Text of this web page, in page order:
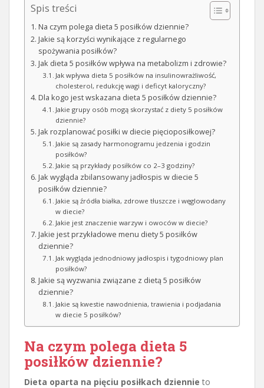
Spis treści
Na czym polega dieta 5 posiłków dziennie?
Jakie są korzyści wynikające z regularnego
spożywania posiłków?
Jak dieta 5 posiłków wpływa na metabolizm i zdrowie?
Jak wpływa dieta 5 posiłków na insulinowrażliwość,
cholesterol, redukcję wagi i deficyt kaloryczny?
Dla kogo jest wskazana dieta 5 posiłków dziennie?
Jakie grupy osób mogą skorzystać z diety 5 posiłków
dziennie?
Jak rozplanować posiłki w diecie pięcioposiłkowej?
Jakie są zasady harmonogramu jedzenia i godzin
posiłków?
Jakie są przykłady posiłków co 2–3 godziny?
Jak wygląda zbilansowany jadłospis w diecie 5
posiłków dziennie?
Jakie są źródła białka, zdrowe tłuszcze i węglowodany
w diecie?
Jakie jest znaczenie warzyw i owoców w diecie?
Jakie jest przykładowe menu diety 5 posiłków
dziennie?
Jak wygląda jednodniowy jadłospis i tygodniowy plan
posiłków?
Jakie są wyzwania związane z dietą 5 posiłków
dziennie?
Jakie są kwestie nawodnienia, trawienia i podjadania
w diecie 5 posiłków?
Na czym polega dieta 5
posiłków dziennie?
Dieta oparta na pięciu posiłkach dziennie to